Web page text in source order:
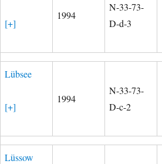
[+]
1994
N-33-73-
D-d-3
Lübsee
[+]
1994
N-33-73-
D-c-2
Lüssow